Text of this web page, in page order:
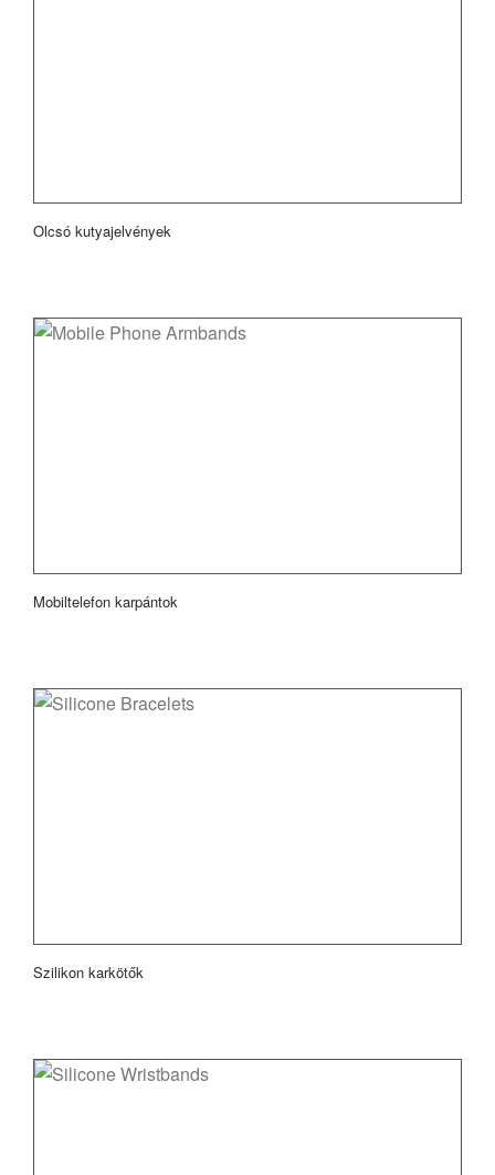
Olcsó kutyajelvények
Mobiltelefon karpántok
Szilikon karkötők